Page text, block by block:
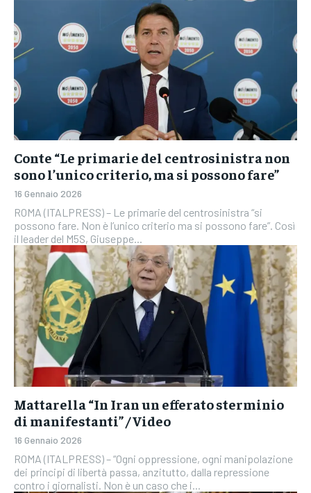
Conte “Le primarie del centrosinistra non
sono l’unico criterio, ma si possono fare”
16 Gennaio 2026
ROMA (ITALPRESS) – Le primarie del centrosinistra “si
possono fare. Non è l’unico criterio ma si possono fare”. Così
il leader del M5S, Giuseppe...
Mattarella “In Iran un efferato sterminio
di manifestanti” / Video
16 Gennaio 2026
ROMA (ITALPRESS) – “Ogni oppressione, ogni manipolazione
dei principi di libertà passa, anzitutto, dalla repressione
contro i giornalisti. Non è un caso che i...